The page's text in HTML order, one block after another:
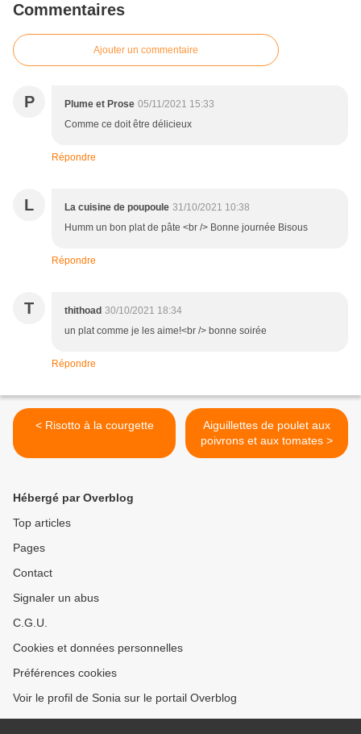
Commentaires
Ajouter un commentaire
P Plume et Prose 05/11/2021 15:33
Comme ce doit être délicieux
Répondre
L La cuisine de poupoule 31/10/2021 10:38
Humm un bon plat de pâte <br /> Bonne journée Bisous
Répondre
T thithoad 30/10/2021 18:34
un plat comme je les aime!<br /> bonne soirée
Répondre
< Risotto à la courgette
Aiguillettes de poulet aux
poivrons et aux tomates >
Hébergé par Overblog
Top articles
Pages
Contact
Signaler un abus
C.G.U.
Cookies et données personnelles
Préférences cookies
Voir le profil de Sonia sur le portail Overblog